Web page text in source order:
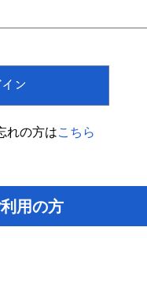
れの方はこちら
用の方